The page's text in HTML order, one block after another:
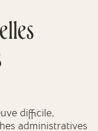
difficile,
administratives